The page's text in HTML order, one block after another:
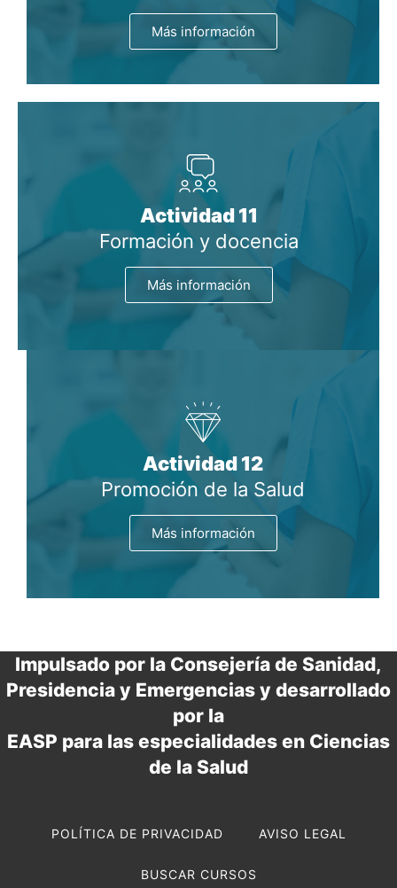
Más información
Actividad 11
Formación y docencia
Más información
Actividad 12
Promoción de la Salud
Más información
Impulsado por la Consejería de Sanidad,
Presidencia y Emergencias y desarrollado
por la
EASP para las especialidades en Ciencias
de la Salud
POLÍTICA DE PRIVACIDAD AVISO LEGAL
BUSCAR CURSOS